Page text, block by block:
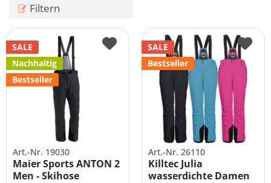
Filtern
SALE
Nachhaltig
Bestseller
Art.-Nr. 19030
Maier Sports ANTON 2
Men - Skihose
SALE
Bestseller
Art.-Nr. 26110
Killtec Julia
wasserdichte Damen